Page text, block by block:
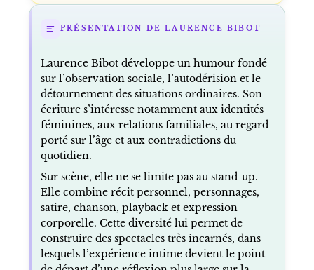
PRÉSENTATION DE LAURENCE BIBOT
Laurence Bibot développe un humour fondé
sur l’observation sociale, l’autodérision et le
détournement des situations ordinaires. Son
écriture s’intéresse notamment aux identités
féminines, aux relations familiales, au regard
porté sur l’âge et aux contradictions du
quotidien.
Sur scène, elle ne se limite pas au stand-up.
Elle combine récit personnel, personnages,
satire, chanson, playback et expression
corporelle. Cette diversité lui permet de
construire des spectacles très incarnés, dans
lesquels l’expérience intime devient le point